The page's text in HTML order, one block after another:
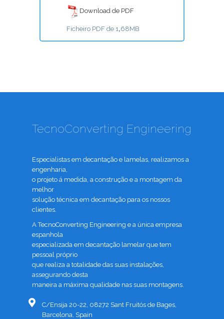
Download de PDF
Ficheiro PDF de 1 ‚68MB
TecnoConverting Engineering
Especialistas em decantação e lamelas, realizamos a
engenharia,
o projeto á medida, a construção e a montagem da
melhor
solução técnica em decantação para os nossos
clientes.
A TecnoConverting Engineering e a única empresa
espanhola
especializada em decantação lamelar que tem
pessoal próprio
que realiza a totalidade das suas instalações,
assegurando desta
maneira a máxima qualidade nas suas montagens.
C/Ensija 20-22, 08272 Sant Fruitós de Bages,
Barcelona, Spain